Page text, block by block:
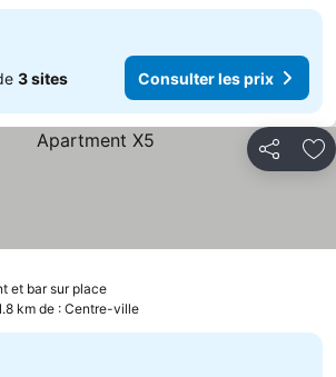
3 sites Consulter les prix
Partager
et bar sur place
km de : Centre-ville